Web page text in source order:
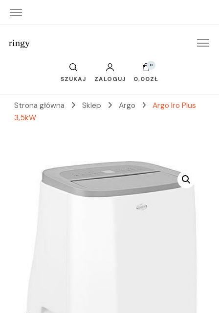
ringy
SZUKAJ ZALOGUJ
0
0,00ZŁ
Strona główna Sklep Argo
Argo Iro Plus
3,5kW